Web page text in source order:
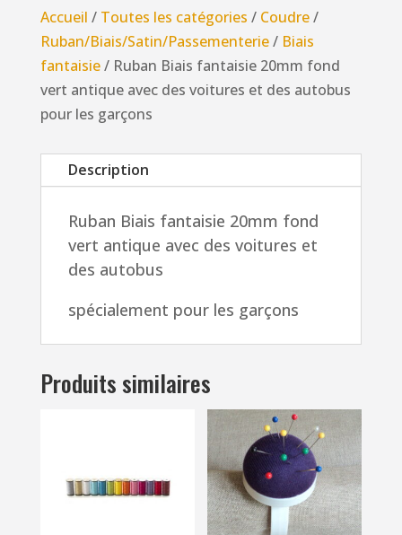
20mm
fond
vert
antique
avec
des
voitures
autobus
pour
garçons
Accueil / Toutes les catégories / Coudre/
Ruban/Biais/Satin/Passementerie/ Biais
fantaisie/ Ruban Biais fantaisie 20mm fond
vert antique avec des voitures et des autobus
pour les garçons
Description
Ruban Biais fantaisie 20mm fond
vert antique avec des voitures et
des autobus
spécialement pour les garçons
Produits similaires